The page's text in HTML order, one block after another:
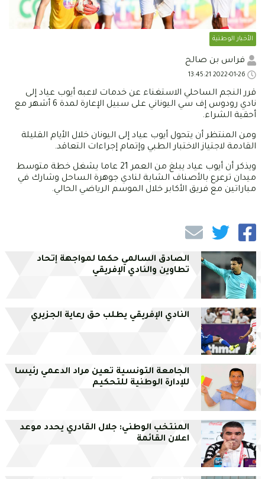
الأخبار الوطنية
فراس بن صالح
قرر النجم الساحلي الاستغناء عن خدمات لاعبه أيوب عياد إلى
نادي رودوس إف سي اليوناني على سبيل الإعارة لمدة 6 أشهر مع
أحقية الشراء.
ومن المنتظر أن يتحول أيوب عياد إلى اليونان خلال الأيام القليلة
القادمة لاجتياز الاختبار الطبي وإتمام إجراءات التعاقد.
ويذكر أن أيوب عياد يبلغ من العمر 21 عاما يشغل خطة متوسط
ميدان ترعرع بالأصناف الشابة لنادي جوهرة الساحل وشارك في
مباراتين مع فريق الأكابر خلال الموسم الرياضي الحالي.
الصادق السالمي حكما لمواجهة إتحاد
تطاوين والنادي الإفريقي
النادي الإفريقي يطلب حق رعاية الجزيري
الجامعة التونسية تعين مراد الدعمي رئيسا
للإدارة الوطنية للتحكيم
المنتخب الوطني: جلال القادري يحدد موعد
اعلان القائمة